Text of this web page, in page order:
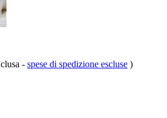
- spese di spedizione escluse )